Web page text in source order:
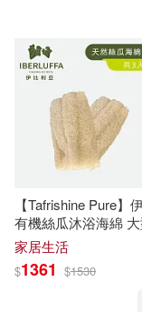
崔亞飛（編著
布魯斯‧查特(1)
席拉．潘恩(1)
康亞（主編
張孟強，楊
中國政法大學
中國文聯出版
中國林業出版
中國畫報出
中國社會科
【Tafrishine Pure】
有機絲瓜沐浴海綿 大
(*Ibérica天然有機種植
*7.5X15CM 西班牙原
家居生活
$1361 $1530